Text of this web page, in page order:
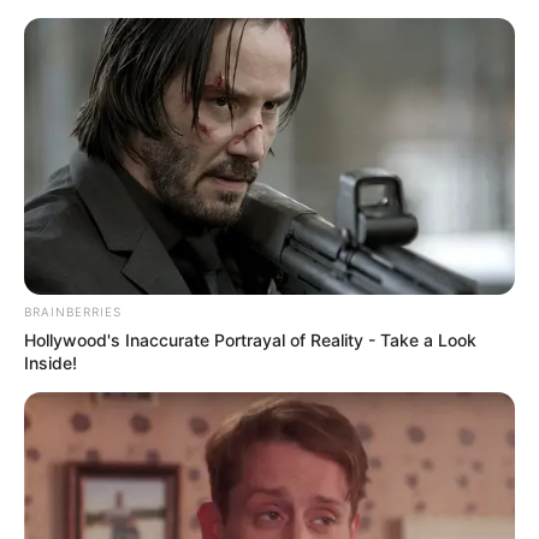
Como Fazer Mickey de Biscuit –
Passo a Passo Completo
BRAINBERRIES
Hollywood's Inaccurate Portrayal of Reality - Take a Look
Inside!